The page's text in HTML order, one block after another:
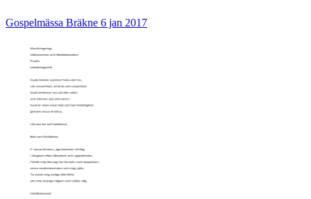
Gospelmässa Bräkne 6 jan 2017